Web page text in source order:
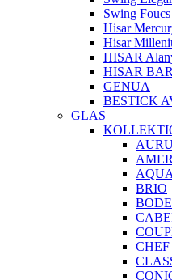
Swing Foucs
Hisar
Hisar
HISAR
HISAR
GENUA
BESTICK
GLAS
BRIO
CHEF